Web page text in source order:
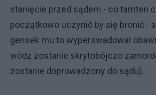
stanięcie przed sądem - co tamten
początkowo uczynić by się bronić -
gensek mu to wyperswadował
wódz zostanie skrytobójczo
zostanie doprowadzony do sądu).